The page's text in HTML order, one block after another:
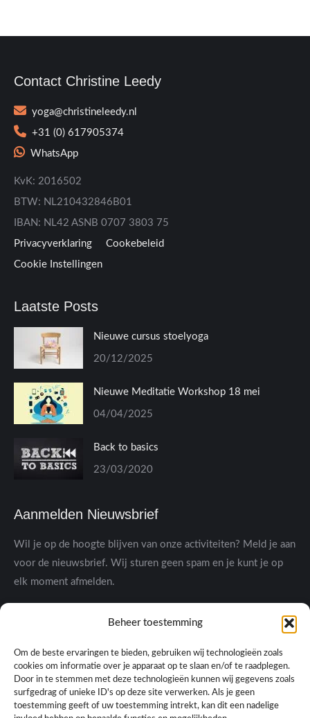
Beheer toestemming
Om de beste ervaringen te bieden, gebruiken wij technologieën zoals
cookies om informatie over je apparaat op te slaan en/of te raadplegen.
Door in te stemmen met deze technologieën kunnen wij gegevens zoals
surfgedrag of unieke ID's op deze site verwerken. Als je geen
toestemming geeft of uw toestemming intrekt, kan dit een nadelige
Contact Christine Leedy
yoga@christineleedy.nl
+31 (0) 617905374
WhatsApp
KvK: 2016502
BTW: NL210432846B01
IBAN: NL42 ASNB 0707 3803 75
Privacyverklaring
Cookebeleid
Cookie Instellingen
Laatste Posts
Nieuwe cursus stoelyoga
20/12/2025
Nieuwe Meditatie Workshop 18 mei
04/04/2025
Back to basics
23/03/2020
Aanmelden Nieuwsbrief
Wil je op de hoogte blijven van onze activiteiten? Meld je aan
voor de nieuwsbrief. Wij sturen geen spam en je kunt je op
elk moment afmelden.
Ik heb de privacyverklaring gelezen en ga akkoord met